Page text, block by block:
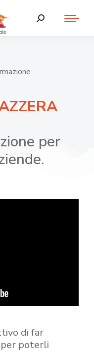
per
di far
poterli